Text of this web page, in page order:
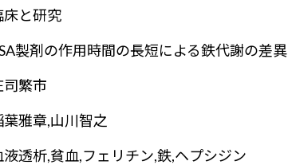
床と研究
製剤の作用時間の長短による鉄代謝の差異
司繁市
葉雅章,山川智之
液透析,貧血,フェリチン,鉄,ヘプシジン